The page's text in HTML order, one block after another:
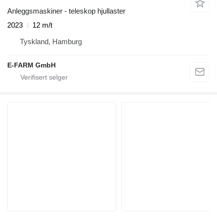
Anleggsmaskiner - teleskop hjullaster
2023
12 m/t
Tyskland, Hamburg
E-FARM GmbH